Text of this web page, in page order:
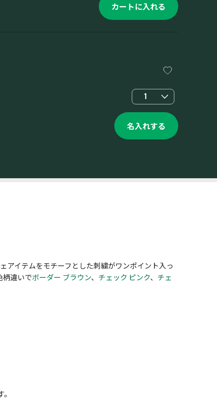
カートに入れる
1
名入れする
アイテムをモチーフとした刺繍がワンポイント入っ
柄違いでボーダー ブラウン、 チェック ピンク、 チェ